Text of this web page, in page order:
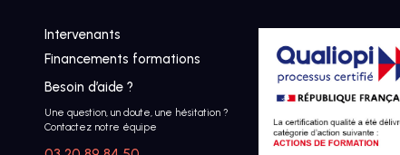
Intervenants
Financements formations
Besoin d’aide ?
Une question, un doute, une hésitation ?
Contactez notre équipe